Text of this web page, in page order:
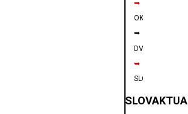
➥
OKNÁ
➥
DVERE
➥
SLOVAKTUAL